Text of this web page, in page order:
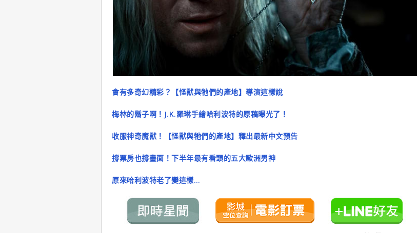
會有多奇幻精彩？【怪獸與牠們的產地】導演這樣說
梅林的鬍子啊！J.K.羅琳手繪哈利波特的原稿曝光了！
收服神奇魔獸！【怪獸與牠們的產地】釋出最新中文預告
撐票房也撐畫面！下半年最有看頭的五大歐洲男神
原來哈利波特老了變這樣…